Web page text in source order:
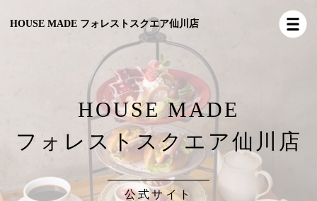
HOUSE MADE フォレストスクエア仙川店
HOUSE MADE
フォレストスクエア仙川店
公式サイト